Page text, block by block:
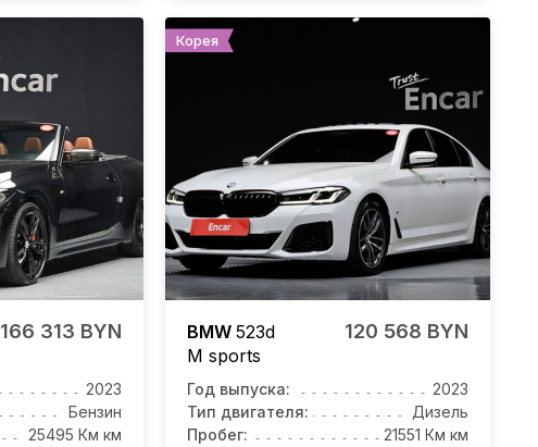
166 313 BYN
2023
Бензин
25495 Км км
Корея
BMW 523d
M sports
120 568 BYN
Год выпуска:
2023
Тип двигателя:
Дизель
Пробег:
21551 Км км